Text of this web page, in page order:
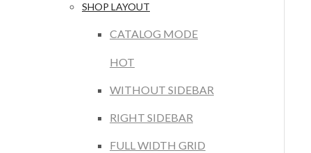
SHOP LAYOUT
CATALOG MODE
HOT
WITHOUT SIDEBAR
RIGHT SIDEBAR
FULL WIDTH GRID